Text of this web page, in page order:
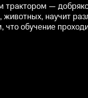
—
научит
обучение